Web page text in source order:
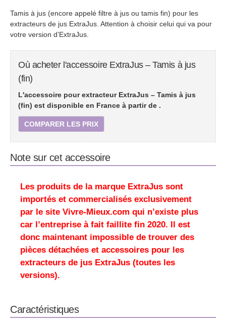
Tamis à jus (encore appelé filtre à jus ou tamis fin) pour les
extracteurs de jus ExtraJus. Attention à choisir celui qui va pour
votre version d’ExtraJus.
Où acheter l'accessoire ExtraJus – Tamis à jus
(fin)
L'accessoire pour extracteur ExtraJus – Tamis à jus
(fin) est disponible en France à partir de .
COMPARER LES PRIX
Note sur cet accessoire
Les produits de la marque ExtraJus sont
importés et commercialisés exclusivement
par le site Vivre-Mieux.com qui n’existe plus
car l’entreprise à fait faillite fin 2020. Il est
donc maintenant impossible de trouver des
pièces détachées et accessoires pour les
extracteurs de jus ExtraJus (toutes les
versions).
Caractéristiques